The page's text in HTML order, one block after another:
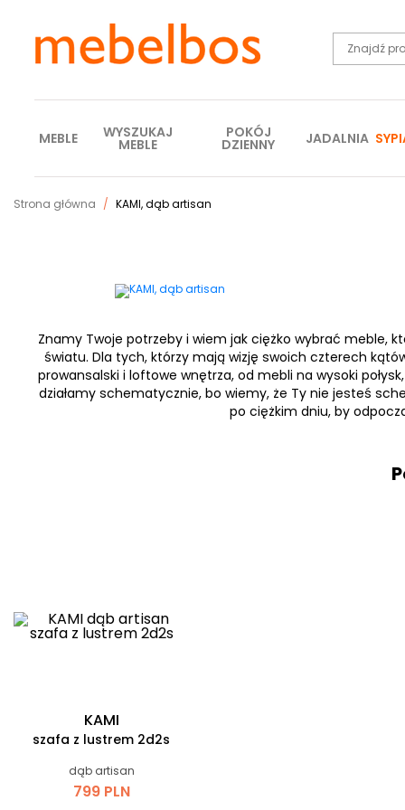
MEBLE WYSZUKAJ
MEBLE
POKÓJ
DZIENNY JADALNIA
Strona główna KAMI, dąb artisan
Znamy Twoje potrzeby i wiem jak ciężko wybrać meble,
światu. Dla tych, którzy mają wizję swoich czterech
prowansalski i loftowe wnętrza, od mebli na wysoki
działamy schematycznie, bo wiemy, że Ty nie jesteś
po ciężkim dniu, by
KAMI
szafa z lustrem 2d2s
dąb artisan
799 PLN